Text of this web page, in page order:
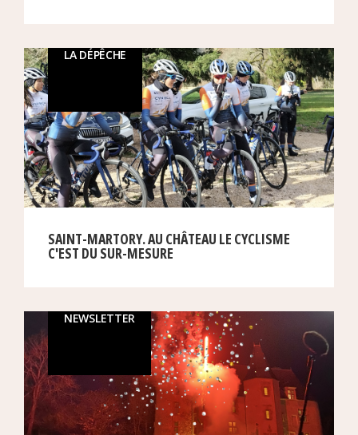
LA DÉPÊCHE
SAINT-MARTORY. AU CHÂTEAU LE CYCLISME
C'EST DU SUR-MESURE
NEWSLETTER